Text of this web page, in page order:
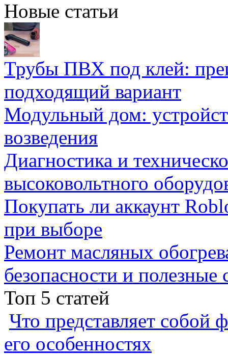
Новые статьи
Трубы ПВХ под клей:
подходящий вариант
Модульный дом:
возведения
Диагностика и
высоковольтного
Покупать ли аккаунт
при выборе
Ремонт масляных
безопасности и полезные
Топ 5 статей
Что представляет собой
его особенностях